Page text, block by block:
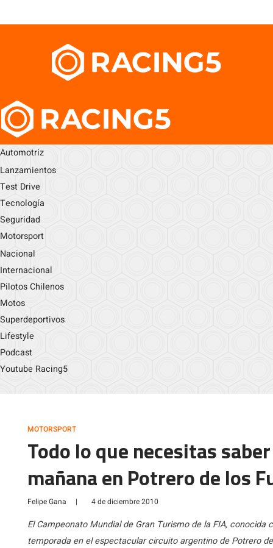
Automotriz
Lanzamientos
Test Drive
Tecnología
Seguridad
Motorsport
Nacional
Internacional
Pilotos Chilenos
Motos
Superdeportivos
Lifestyle
Podcast
Youtube Racing5
MOTORSPORT
Todo lo que necesitas
mañana en Potrero de los
Felipe Gana | 4 de diciembre 2010
El Campeonato Mundial de Gran Turismo de la FIA,
temporada en el espectacular circuito argentino de Potrero